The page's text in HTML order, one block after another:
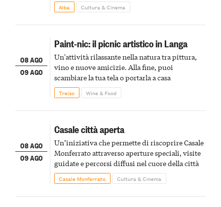
Alba Cultura & Cinema
08 AGO
09 AGO
Paint-nic: il picnic artistico in Langa
Un'attività rilassante nella natura tra pittura,
vino e nuove amicizie. Alla fine, puoi
scambiare la tua tela o portarla a casa
Treiso Wine & Food
08 AGO
09 AGO
Casale città aperta
Un’iniziativa che permette di riscoprire Casale
Monferrato attraverso aperture speciali, visite
guidate e percorsi diffusi nel cuore della città
Casale Monferrato Cultura & Cinema